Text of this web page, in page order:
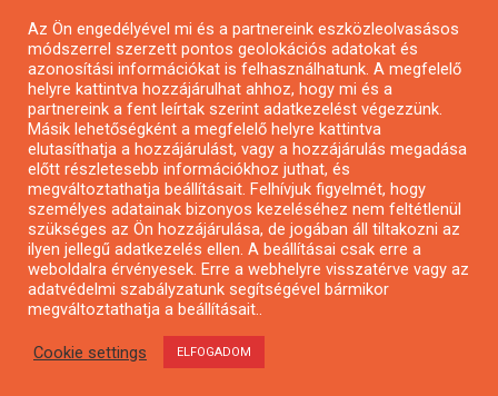
Pályázatok magánszemélyeknek
Pályázatok civil szervezeteknek
Pályázatok vállalkozásoknak
Önkormányzati pályázatok
Mezőgazdasági pályázatok
Falusi turizmus pályázatok
Napelem pályázatok
GINOP pályázatok
Az Ön engedélyével mi és a partnereink eszközleolvasásos
módszerrel szerzett pontos geolokációs adatokat és
azonosítási információkat is felhasználhatunk. A megfelelő
helyre kattintva hozzájárulhat ahhoz, hogy mi és a
partnereink a fent leírtak szerint adatkezelést végezzünk.
Másik lehetőségként a megfelelő helyre kattintva
elutasíthatja a hozzájárulást, vagy a hozzájárulás megadása
előtt részletesebb információkhoz juthat, és
megváltoztathatja beállításait. Felhívjuk figyelmét, hogy
személyes adatainak bizonyos kezeléséhez nem feltétlenül
szükséges az Ön hozzájárulása, de jogában áll tiltakozni az
ilyen jellegű adatkezelés ellen. A beállításai csak erre a
weboldalra érvényesek. Erre a webhelyre visszatérve vagy az
adatvédelmi szabályzatunk segítségével bármikor
megváltoztathatja a beállításait..
Cookie settings ELFOGADOM